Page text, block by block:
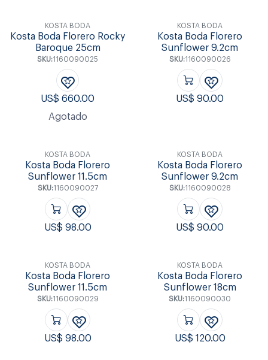
KOSTA BODA
Kosta Boda Florero Rocky
Baroque 25cm
SKU:1160090025
US$660.00
Agotado
KOSTA BODA
Kosta Boda Florero
Sunflower 9.2cm
SKU:1160090026
US$90.00
KOSTA BODA
Kosta Boda Florero
Sunflower 11.5cm
SKU:1160090027
US$ 98.00
KOSTA BODA
Kosta Boda Florero
Sunflower 9.2cm
SKU:1160090028
US$90.00
KOSTA BODA
Kosta Boda Florero
Sunflower 11.5cm
SKU:1160090029
US$ 98.00
KOSTA BODA
Kosta Boda Florero
Sunflower 18cm
SKU:1160090030
US$ 120.00